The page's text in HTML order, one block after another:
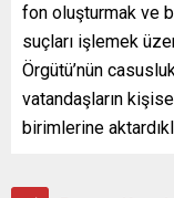
fon oluşturmak ve
suçları işlemek
Örgütü’nün
vatandaşların
birimlerine